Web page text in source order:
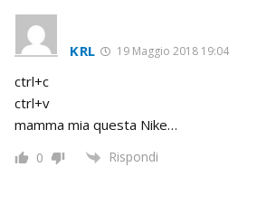
KRL 19 Maggio 2018 19:04
ctrl+c
ctrl+v
mamma mia questa Nike…
0 Rispondi